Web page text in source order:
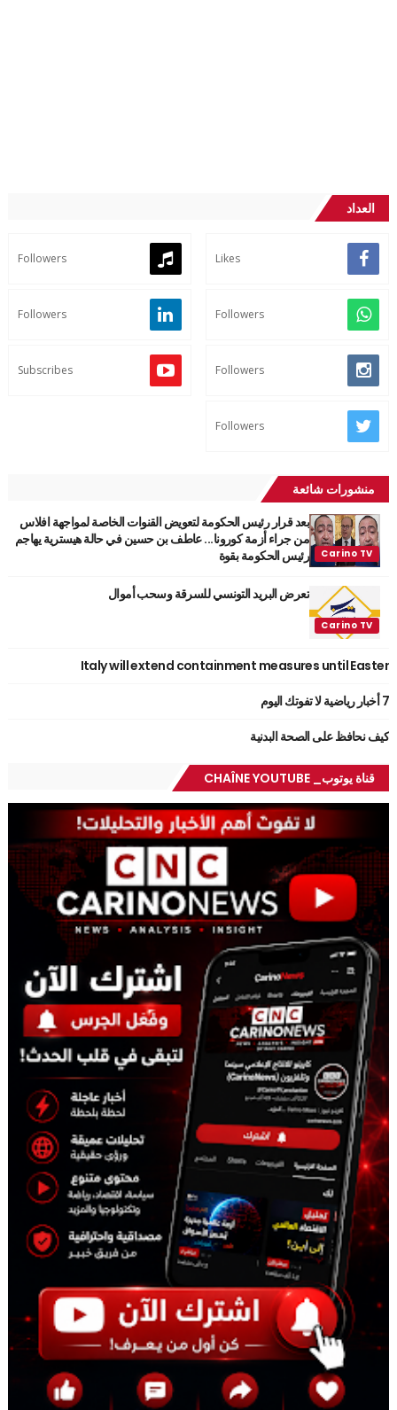
العداد
Likes
Followers
Followers
Followers
Followers
Subscribes
Followers
منشورات شائعة
بعد قرار رئيس الحكومة لتعويض القنوات الخاصة لمواجهة افلاس
من جراء أزمة كورونا... عاطف بن حسين في حالة هيسترية يهاجم
رئيس الحكومة بقوة
تعرض البريد التونسي للسرقة وسحب أموال
Italy will extend containment measures until Easter
7 أخبار رياضية لا تفوتك اليوم
كيف نحافظ على الصحة البدنية
قناة يوتوب_ CHAÎNE YOUTUBE